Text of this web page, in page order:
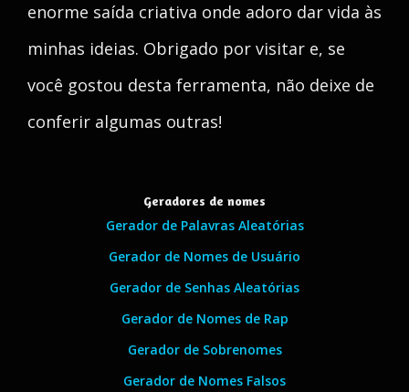
enorme saída criativa onde adoro dar vida às
minhas ideias. Obrigado por visitar e, se
você gostou desta ferramenta, não deixe de
conferir algumas outras!
Geradores de nomes
Gerador de Palavras Aleatórias
Gerador de Nomes de Usuário
Gerador de Senhas Aleatórias
Gerador de Nomes de Rap
Gerador de Sobrenomes
Gerador de Nomes Falsos